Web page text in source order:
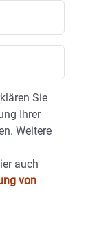
Sie
Ihrer
Weitere
auch
von